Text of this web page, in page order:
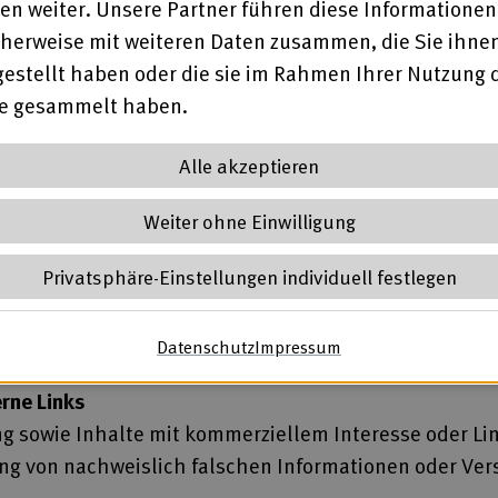
und jugendgefährdende Inhalte
oder gewaltverherrlichendem
oder sensiblen Informationen – weder
(DSGVO) verstoßen, werden entfernt. Achten
Hassrede
oder Diskriminierungen gegenüber
Grundsätzen und wird umgehend gelöscht.
Links
Inhalte mit kommerziellem Interesse oder
von nachweislich falschen Informationen oder
weiter. Unsere Partner führen diese Informationen
mit weiteren Daten zusammen, die Sie
haben oder die sie im Rahmen Ihrer Nutzung
gesammelt haben.
Alle akzeptieren
Weiter ohne Einwilligung
Privatsphäre-Einstellungen individuell festlegen
Datenschutz(öffnet in neuem Tab)
Impressum